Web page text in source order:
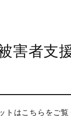
害者支
トはこちらを